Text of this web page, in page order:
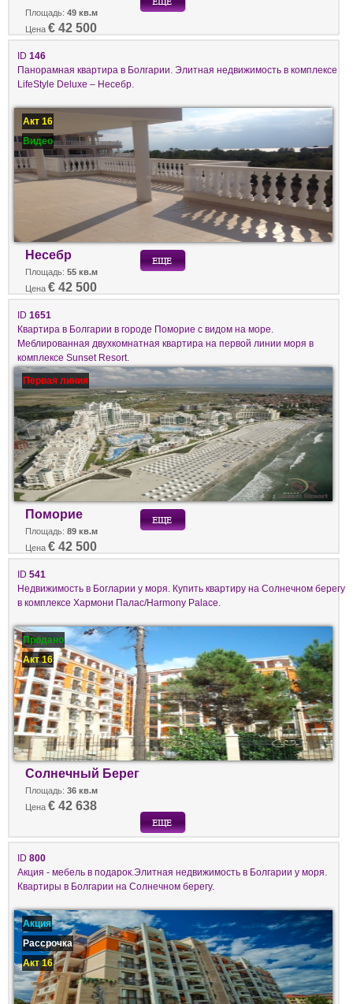
Площадь: 49 кв.м
Цена € 42 500
ID 146
Панорамная квартира в Болгарии. Элитная недвижимость в комплексе
LifeStyle Deluxe – Несебр.
Акт 16
Видео
Несебр
Площадь: 55 кв.м
Цена € 42 500
ID 1651
Квартира в Болгарии в городе Поморие с видом на море.
Меблированная двухкомнатная квартира на первой линии моря в
комплексе Sunset Resort.
Первая линия
Поморие
Площадь: 89 кв.м
Цена € 42 500
ID 541
Недвижимость в Богларии у моря. Купить квартиру на Солнечном берегу
в комплексе Хармони Палас/Harmony Palace.
Продано
Акт 16
Солнечный Берег
Площадь: 36 кв.м
Цена € 42 638
ID 800
Акция - мебель в подарок.Элитная недвижимость в Болгарии у моря.
Квартиры в Болгарии на Солнечном берегу.
Акция
Рассрочка
Акт 16